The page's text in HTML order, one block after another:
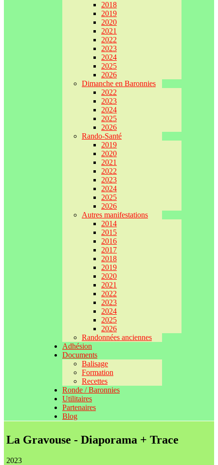
2018
2019
2020
2021
2022
2023
2024
2025
2026
Dimanche en Baronnies
2022
2023
2024
2025
2026
Rando-Santé
2019
2020
2021
2022
2023
2024
2025
2026
Autres manifestations
2014
2015
2016
2017
2018
2019
2020
2021
2022
2023
2024
2025
2026
Randonnées anciennes
Adhésion
Documents
Balisage
Formation
Recettes
Ronde / Baronnies
Utilitaires
Partenaires
Blog
La Gravouse - Diaporama + Trace
2023